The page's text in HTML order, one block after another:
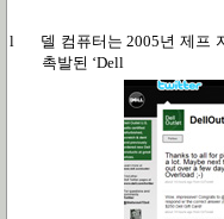
l 델 컴퓨터는 2005년 제프
촉발된 ‘Dell